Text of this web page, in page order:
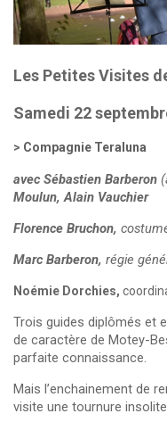
Les Petites Visites
Samedi 22
Compagnie Teraluna
avec Sébastien Barberon
Moulun,Alain Vauchier
Florence Bruchon,
Marc Barberon, régie
Noémie Dorchies,
Trois guides diplômés et
de caractère de Motey-
parfaite connaissance.
Mais l’enchainement de
visite une tournure